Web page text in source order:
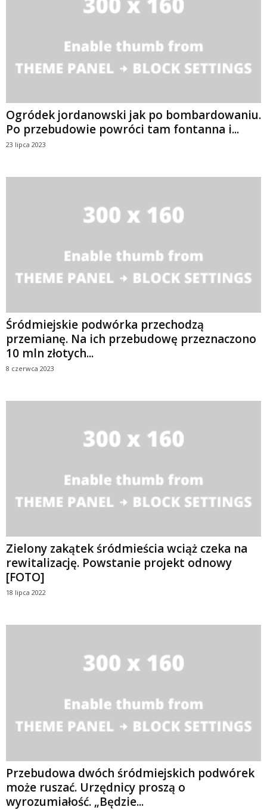
Ogródek jordanowski jak po bombardowaniu.
Po przebudowie powróci tam fontanna i...
23 lipca 2023
Śródmiejskie podwórka przechodzą
przemianę. Na ich przebudowę przeznaczono
10 mln złotych...
8 czerwca 2023
Zielony zakątek śródmieścia wciąż czeka na
rewitalizację. Powstanie projekt odnowy
[FOTO]
18 lipca 2022
Przebudowa dwóch śródmiejskich podwórek
może ruszać. Urzędnicy proszą o
wyrozumiałość. „Będzie...